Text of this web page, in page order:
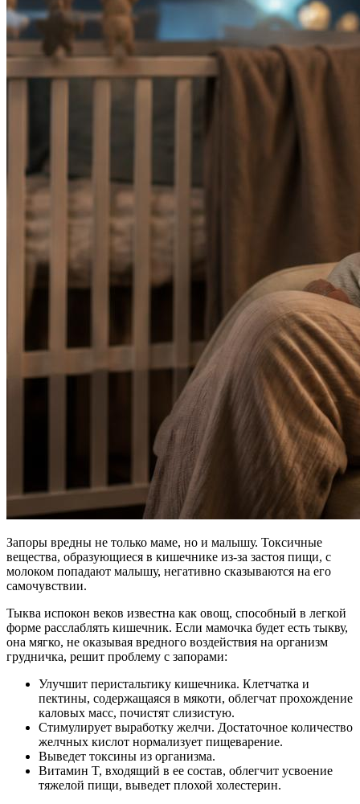
Запоры вредны не только маме, но и малышу. Токсичные
вещества, образующиеся в кишечнике из-за застоя пищи, с
молоком попадают малышу, негативно сказываются на его
самочувствии.
Тыква испокон веков известна как овощ, способный в легкой
форме расслаблять кишечник. Если мамочка будет есть тыкву,
она мягко, не оказывая вредного воздействия на организм
грудничка, решит проблему с запорами:
Улучшит перистальтику кишечника. Клетчатка и
пектины, содержащаяся в мякоти, облегчат прохождение
каловых масс, почистят слизистую.
Стимулирует выработку желчи. Достаточное количество
желчных кислот нормализует пищеварение.
Выведет токсины из организма.
Витамин T, входящий в ее состав, облегчит усвоение
тяжелой пищи, выведет плохой холестерин.